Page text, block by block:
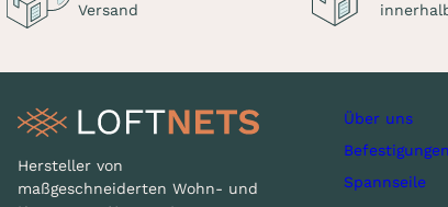
Versand
Hersteller von
maßgeschneiderten Wohn- und
Über uns
Befestigungen
Spannseile